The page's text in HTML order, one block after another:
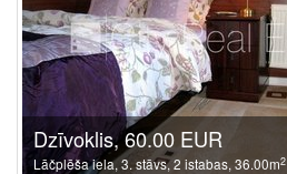
Dzīvoklis, 60.00 EUR
Lāčplēša iela, 3. stāvs, 2 istabas, 36.00m2